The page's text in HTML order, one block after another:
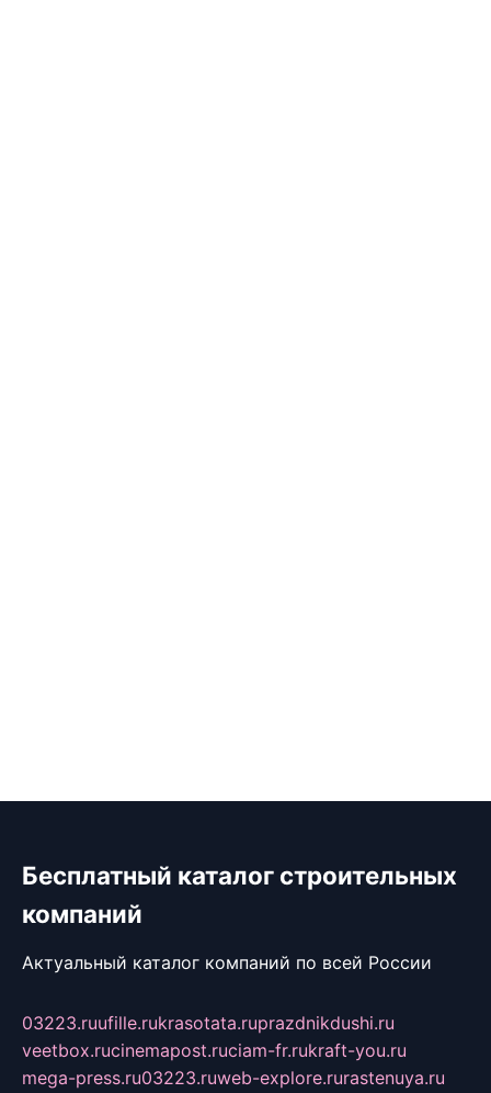
Бесплатный каталог строительных
компаний
Актуальный каталог компаний по всей России
03223.ruufille.rukrasotata.ruprazdnikdushi.ru
veetbox.rucinemapost.ruciam-fr.rukraft-you.ru
mega-press.ru03223.ruweb-explore.rurastenuya.ru